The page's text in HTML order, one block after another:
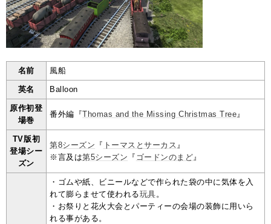
名前 風船
英名 Balloon
原作初登
場巻
番外編『Thomas and the Missing Christmas Tree 』
TV版初
登場シー
ズン
第8シーズン 『 トーマスとサーカス 』
※言及は第5シーズン 『 ゴードンのまど 』
・ゴムや紙、ビニールなどで作られた袋の中に気体を入
れて膨らませて使われる玩具 。
・お祭りと花火大会とパーティーの会場の装飾に用いら
れる事がある。